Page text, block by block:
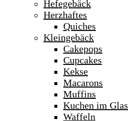
Hefegebäck
Herzhaftes
Quiches
Kleingebäck
Cakepops
Cupcakes
Kekse
Macarons
Muffins
Kuchen im Glas
Waffeln